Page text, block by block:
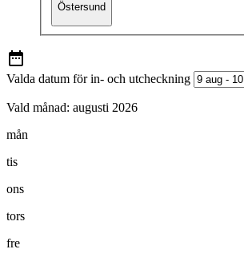
Östersund
Valda datum för in- och utcheckning
Vald månad: augusti 2026
mån
tis
ons
tors
fre